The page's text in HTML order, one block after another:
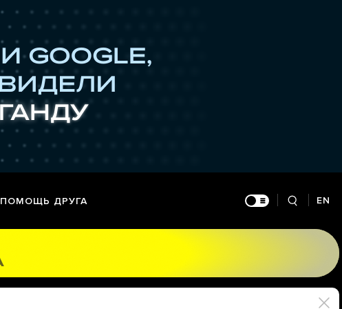
ПОМОЩЬ ДРУГА EN